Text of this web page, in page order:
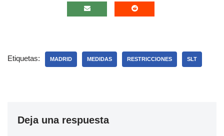
Etiquetas: MADRID MEDIDAS RESTRICCIONES SLT
Deja una respuesta